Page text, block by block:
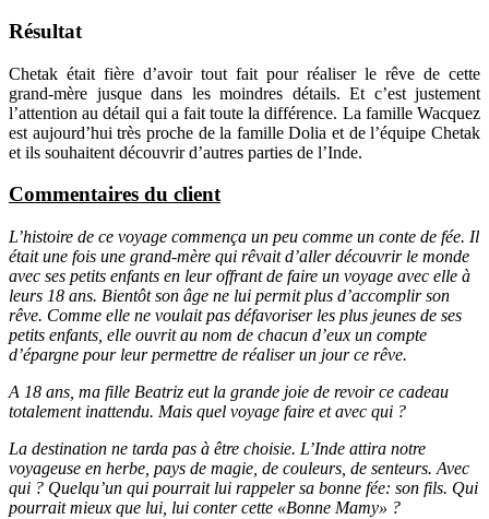
Résultat
Chetak était fière d’avoir tout fait pour réaliser le rêve de cette
grand-mère jusque dans les moindres détails. Et c’est justement
l’attention au détail qui a fait toute la différence. La famille Wacquez
est aujourd’hui très proche de la famille Dolia et de l’équipe Chetak
et ils souhaitent découvrir d’autres parties de l’Inde.
Commentaires du client
L’histoire de ce voyage commença un peu comme un conte de fée. Il
était une fois une grand-mère qui rêvait d’aller découvrir le monde
avec ses petits enfants en leur offrant de faire un voyage avec elle à
leurs 18 ans. Bientôt son âge ne lui permit plus d’accomplir son
rêve. Comme elle ne voulait pas défavoriser les plus jeunes de ses
petits enfants, elle ouvrit au nom de chacun d’eux un compte
d’épargne pour leur permettre de réaliser un jour ce rêve.
A 18 ans, ma fille Beatriz eut la grande joie de revoir ce cadeau
totalement inattendu. Mais quel voyage faire et avec qui ?
La destination ne tarda pas à être choisie. L’Inde attira notre
voyageuse en herbe, pays de magie, de couleurs, de senteurs. Avec
qui ? Quelqu’un qui pourrait lui rappeler sa bonne fée: son fils. Qui
pourrait mieux que lui, lui conter cette «Bonne Mamy» ?